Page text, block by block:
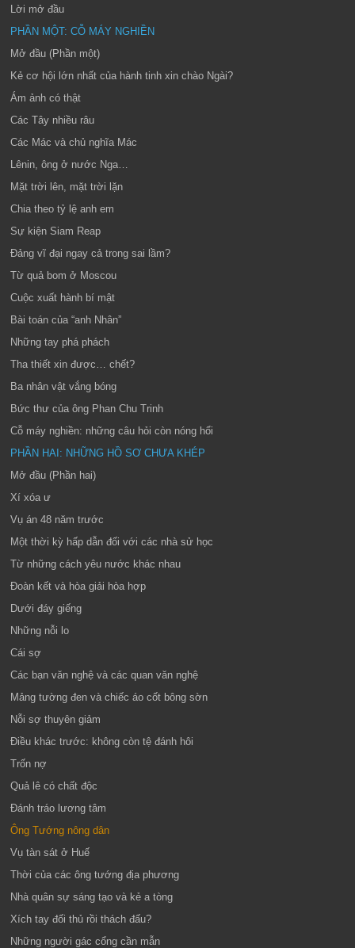
Lời mở đầu
PHẦN MỘT: CỖ MÁY NGHIỀN
Mở đầu (Phần một)
Kẻ cơ hội lớn nhất của hành tinh xin chào Ngài?
Ám ảnh có thật
Các Tây nhiều râu
Các Mác và chủ nghĩa Mác
Lênin, ông ở nước Nga…
Mặt trời lên, mặt trời lặn
Chia theo tỷ lệ anh em
Sự kiện Siam Reap
Đảng vĩ đại ngay cả trong sai lầm?
Từ quả bom ở Moscou
Cuộc xuất hành bí mật
Bài toán của “anh Nhân”
Những tay phá phách
Tha thiết xin được… chết?
Ba nhân vật vắng bóng
Bức thư của ông Phan Chu Trinh
Cỗ máy nghiền: những câu hỏi còn nóng hổi
PHẦN HAI: NHỮNG HỒ SƠ CHƯA KHÉP
Mở đầu (Phần hai)
Xí xóa ư
Vụ án 48 năm trước
Một thời kỳ hấp dẫn đối với các nhà sử học
Từ những cách yêu nước khác nhau
Đoàn kết và hòa giải hòa hợp
Dưới đáy giếng
Những nỗi lo
Cái sợ
Các bạn văn nghệ và các quan văn nghệ
Mảng tường đen và chiếc áo cốt bông sờn
Nỗi sợ thuyên giảm
Điều khác trước: không còn tệ đánh hôi
Trốn nợ
Quả lê có chất độc
Đánh tráo lương tâm
Ông Tướng nông dân
Vụ tàn sát ở Huế
Thời của các ông tướng địa phương
Nhà quân sự sáng tạo và kẻ a tòng
Xích tay đối thủ rồi thách đấu?
Những người gác cổng cần mẫn